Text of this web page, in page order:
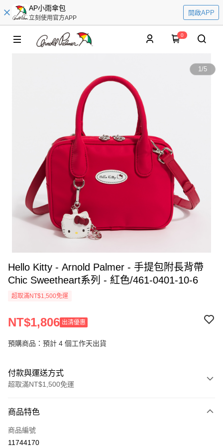
AP小雨傘包
立刻使用官方APP
開啟APP
0
1/5
Hello Kitty - Arnold Palmer - 手提包附長背帶
Chic Sweetheart系列 - 紅色/461-0401-10-6
超取滿NT$1,500免運
NT$1,806 出清優惠
預購商品：預計 4 個工作天出貨
付款與運送方式
超取滿NT$1,500免運
信用卡一次付款
超商取貨付款
商品特色
商品編號
11744170